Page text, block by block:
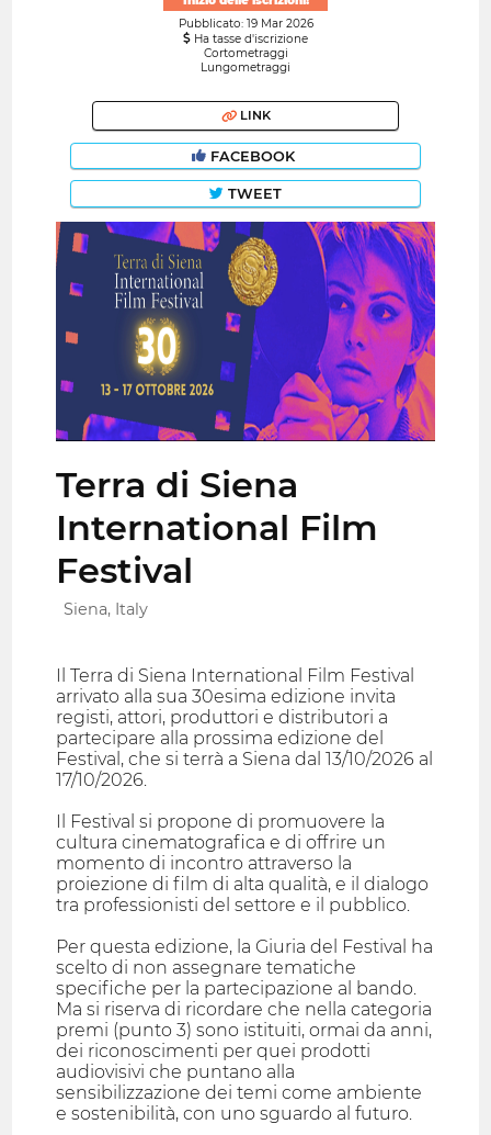
Pubblicato: 19 Mar 2026
Ha tasse d'iscrizione
Cortometraggi
Lungometraggi
LINK
FACEBOOK
TWEET
Terra di Siena
International Film
Festival
Siena, Italy
Il Terra di Siena International Film Festival
arrivato alla sua 30esima edizione invita
registi, attori, produttori e distributori a
partecipare alla prossima edizione del
Festival, che si terrà a Siena dal 13/10/2026 al
17/10/2026.
Il Festival si propone di promuovere la
cultura cinematografica e di offrire un
momento di incontro attraverso la
proiezione di film di alta qualità, e il dialogo
tra professionisti del settore e il pubblico.
Per questa edizione, la Giuria del Festival ha
scelto di non assegnare tematiche
specifiche per la partecipazione al bando.
Ma si riserva di ricordare che nella categoria
premi (punto 3) sono istituiti, ormai da anni,
dei riconoscimenti per quei prodotti
audiovisivi che puntano alla
sensibilizzazione dei temi come ambiente
e sostenibilità, con uno sguardo al futuro.